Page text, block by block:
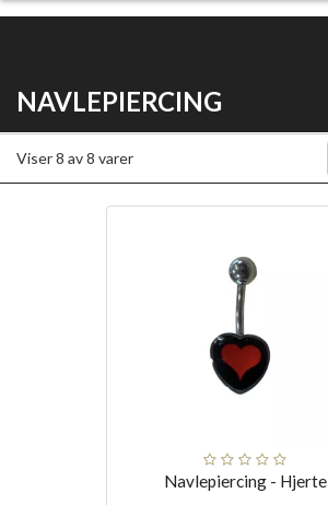
NAVLEPIERCING
Viser8 av8 varer
Navlepiercing - Hjerte